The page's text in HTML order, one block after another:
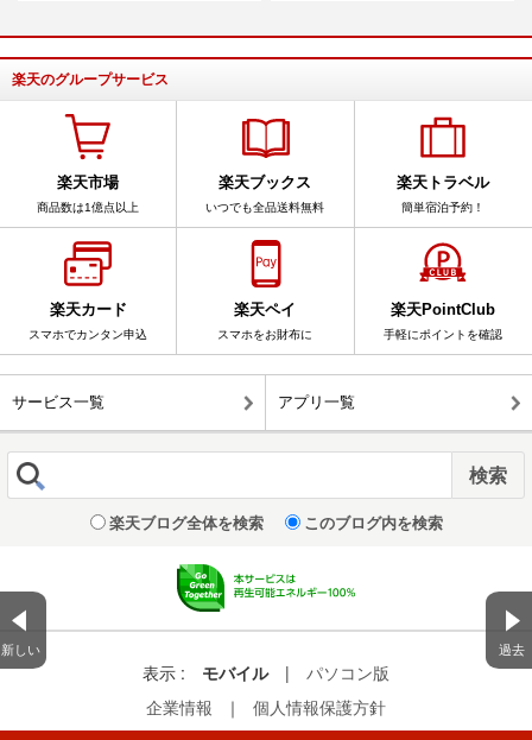
新しい 過去
楽天のグループサービス
楽天市場
商品数は1億点以上
楽天ブックス
いつでも全品送料無料
楽天トラベル
簡単宿泊予約！
楽天カード
スマホでカンタン申込
楽天ペイ
スマホをお財布に
楽天PointClub
手軽にポイントを確認
サービス一覧 アプリ一覧
楽天ブログ全体を検索 このブログ内を検索
表示 : モバイル |
パソコン版
企業情報
｜ 個人情報保護方針